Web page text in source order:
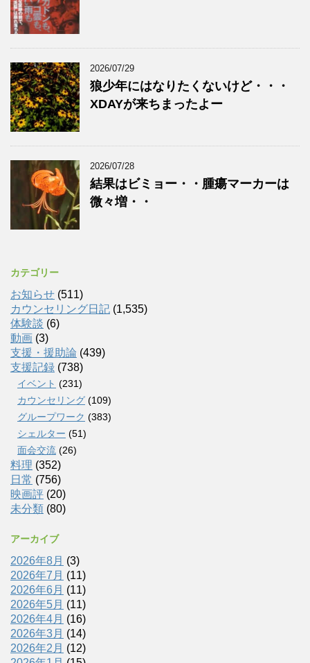
2026/07/29
狼少年にはなりたくないけど・・・
XDAYが来ちまったよー
2026/07/28
結果はビミョー・・腫瘍マーカーは
微々増・・
カテゴリー
お知らせ (511)
カウンセリング日記 (1,535)
体験談 (6)
動画 (3)
支援・援助論 (439)
支援記録 (738)
イベント (231)
カウンセリング (109)
グループワーク (383)
シェルター (51)
面会交流 (26)
料理 (352)
日常 (756)
映画評 (20)
未分類 (80)
アーカイブ
2026年8月 (3)
2026年7月 (11)
2026年6月 (11)
2026年5月 (11)
2026年4月 (16)
2026年3月 (14)
2026年2月 (12)